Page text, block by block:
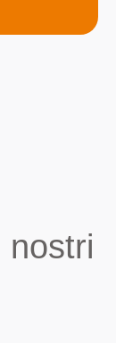
nostri